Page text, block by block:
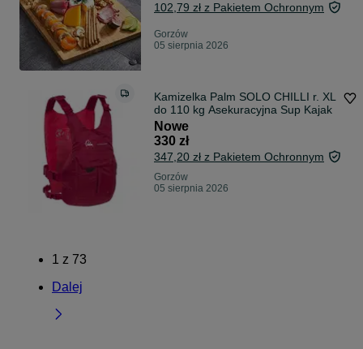
102,79 zł z Pakietem Ochronnym
Gorzów
05 sierpnia 2026
Kamizelka Palm SOLO CHILLI r. XL
do 110 kg Asekuracyjna Sup Kajak
Nowe
330 zł
347,20 zł z Pakietem Ochronnym
Gorzów
05 sierpnia 2026
1 z 73
Dalej